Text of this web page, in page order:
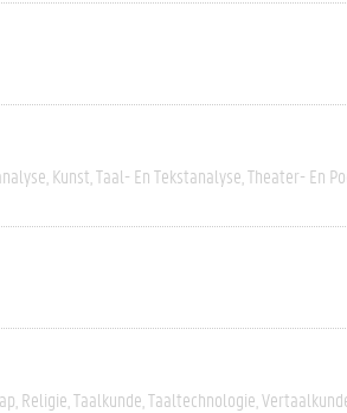
Kunst Taal- En Tekstanalyse Theater- En
Religie Taalkunde Taaltechnologie